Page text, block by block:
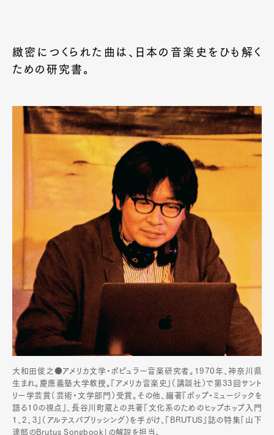
Pen international Pen tw
緻密につくられた曲は、日本の音楽史をひも解く
ための研究書。
大和田俊之●アメリカ文学・ポピュラー音楽研究者。1970年、神奈川県
生まれ。慶應義塾大学教授。『アメリカ音楽史』（講談社）で第33回サント
リー学芸賞（芸術・文学部門）受賞。その他、編著『ポップ・ミュージックを
語る10の視点』、長谷川町蔵との共著『文化系のためのヒップホップ入門
1、2、3』（アルテスパブリッシング）を手がけ、『BRUTUS』誌の特集「山下
達郎のBrutus Songbook」の解説を担当。